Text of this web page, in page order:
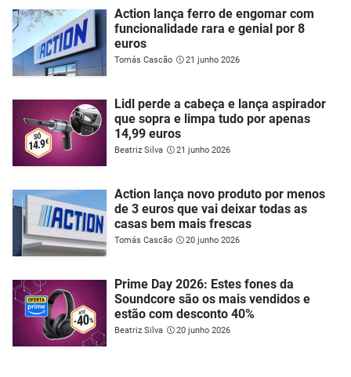
Action lança ferro de engomar com
funcionalidade rara e genial por 8
euros
Tomás Cascão 21 junho 2026
Lidl perde a cabeça e lança aspirador
que sopra e limpa tudo por apenas
14,99 euros
Beatriz Silva 21 junho 2026
Action lança novo produto por menos
de 3 euros que vai deixar todas as
casas bem mais frescas
Tomás Cascão 20 junho 2026
Prime Day 2026: Estes fones da
Soundcore são os mais vendidos e
estão com desconto 40%
Beatriz Silva 20 junho 2026